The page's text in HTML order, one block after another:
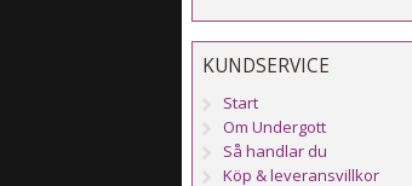
KUNDSERVICE
Start
Om Undergott
Så handlar du
Köp & leveransvillkor